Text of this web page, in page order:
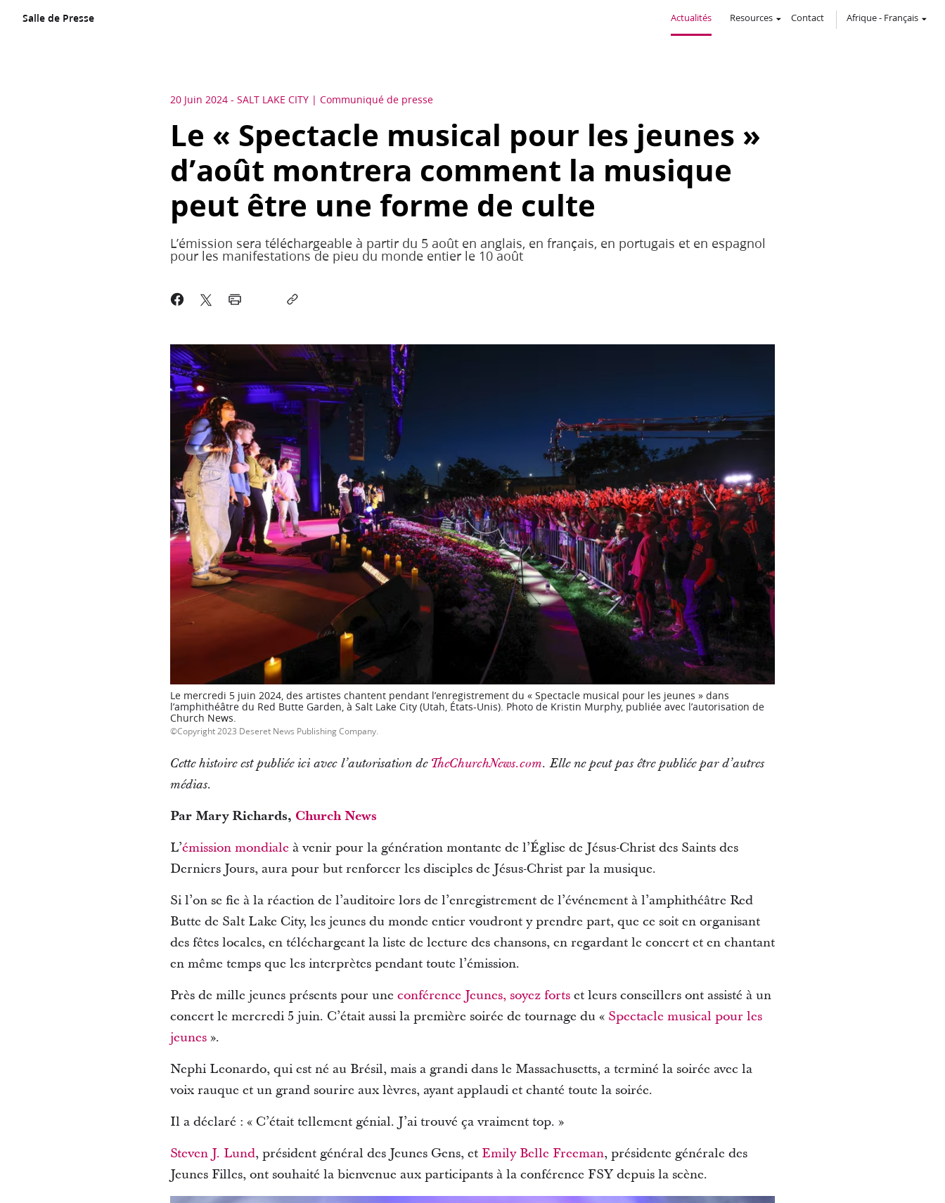
Salle de Presse Actualités Resources Contact Afrique- Français
20 Juin 2024 - SALT LAKE CITY Communiqué de presse
Le « Spectacle musical pour les jeunes »
d’août montrera comment la musique
peut être une forme de culte
L’émission sera téléchargeable à partir du 5 août en anglais, en français, en portugais et en espagnol
pour les manifestations de pieu du monde entier le 10 août
Le mercredi 5 juin 2024, des artistes chantent pendant l’enregistrement du « Spectacle musical pour les jeunes » dans
l’amphithéâtre du Red Butte Garden, à Salt Lake City (Utah, États-Unis). Photo de Kristin Murphy, publiée avec l’autorisation de
Church News.
Copyright 2023 Deseret News Publishing Company.
Cette histoire est publiée ici avec l’autorisation de TheChurchNews.com. Elle ne peut pas être publiée par d’autres
médias.
Par Mary Richards, Church News
L’émission mondiale à venir pour la génération montante de l’Église de Jésus-Christ des Saints des
Derniers Jours, aura pour but renforcer les disciples de Jésus-Christ par la musique.
Si l’on se fie à la réaction de l’auditoire lors de l’enregistrement de l’événement à l’amphithéâtre Red
Butte de Salt Lake City, les jeunes du monde entier voudront y prendre part, que ce soit en organisant
des fêtes locales, en téléchargeant la liste de lecture des chansons, en regardant le concert et en chantant
en même temps que les interprètes pendant toute l’émission.
Près de mille jeunes présents pour une conférence Jeunes, soyez fortset leurs conseillers ont assisté à un
concert le mercredi 5 juin. C’était aussi la première soirée de tournage du « Spectacle musical pour les
jeunes».
Nephi Leonardo, qui est né au Brésil, mais a grandi dans le Massachusetts, a terminé la soirée avec la
voix rauque et un grand sourire aux lèvres, ayant applaudi et chanté toute la soirée.
Il a déclaré : « C’était tellement génial. J’ai trouvé ça vraiment top. »
Steven J. Lund, président général des Jeunes Gens, et Emily Belle Freeman, présidente générale des
Jeunes Filles, ont souhaité la bienvenue aux participants à la conférence FSY depuis la scène.